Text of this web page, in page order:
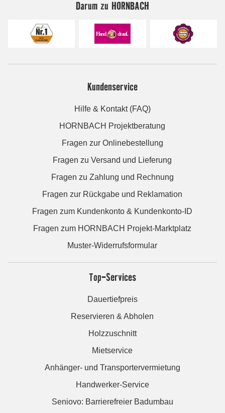
Darum zu HORNBACH
Kundenservice
Hilfe & Kontakt (FAQ)
HORNBACH Projektberatung
Fragen zur Onlinebestellung
Fragen zu Versand und Lieferung
Fragen zu Zahlung und Rechnung
Fragen zur Rückgabe und Reklamation
Fragen zum Kundenkonto & Kundenkonto-ID
Fragen zum HORNBACH Projekt-Marktplatz
Muster-Widerrufsformular
Top-Services
Dauertiefpreis
Reservieren & Abholen
Holzzuschnitt
Mietservice
Anhänger- und Transportervermietung
Handwerker-Service
Seniovo: Barrierefreier Badumbau